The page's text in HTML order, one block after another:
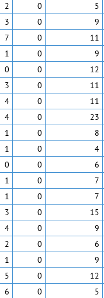
2 0 5
3 0 9
7 0 11
1 0 9
0 0 12
3 0 11
4 0 11
4 0 23
1 0 8
1 0 4
0 0 6
1 0 7
1 0 7
3 0 15
4 0 9
2 0 6
1 0 9
5 0 12
6 0 5